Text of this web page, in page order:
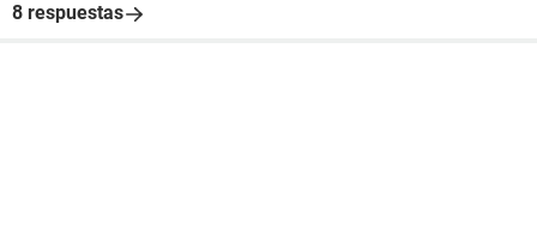
8 respuestas